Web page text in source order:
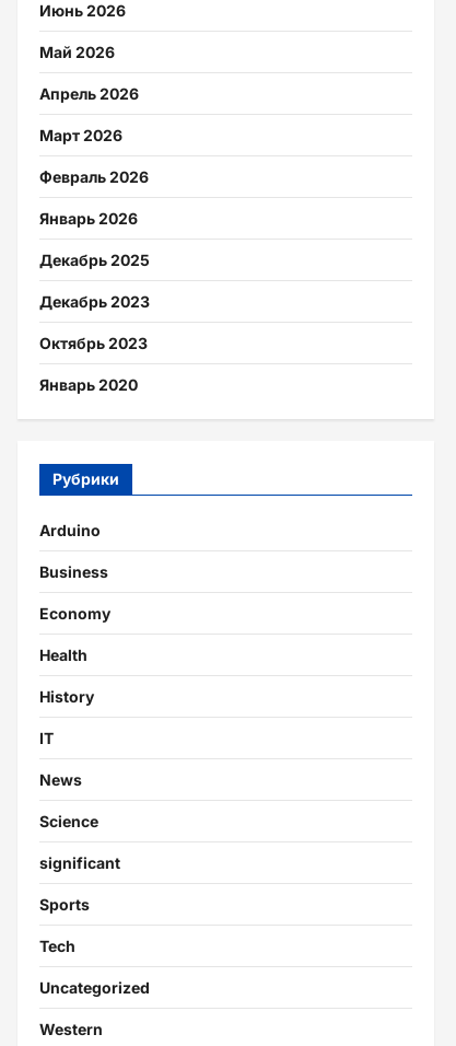
Июнь 2026
Май 2026
Апрель 2026
Март 2026
Февраль 2026
Январь 2026
Декабрь 2025
Декабрь 2023
Октябрь 2023
Январь 2020
Рубрики
Arduino
Business
Economy
Health
History
IT
News
Science
significant
Sports
Tech
Uncategorized
Western